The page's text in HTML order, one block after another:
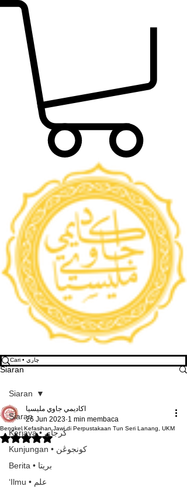
Siaran
Siaran
Kerjaya • كرجاي
Kunjungan • كونجوڠن
Berita • بريتا
‘Ilmu • علم
Siaran
Bengkel Kefasihan Jawi di Perpustakaan Tun Seri Lanang, UKM
اكاديمي جاوي مليسيا
26 Jun 2023 1 min membaca
Dinilai NaN daripada 5 bintang.